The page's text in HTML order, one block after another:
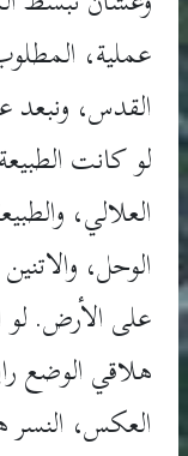
عملية،
القدس، ونبعد
لو كانت
العلالي،
الوحل،
على الأرض. لو
هلاقي الوضع
العكس، النسر